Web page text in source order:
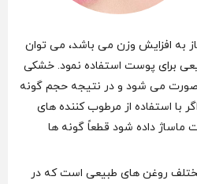
به افزایش وزن می باشد، می توان
برای پوست استفاده نمود. خشکی
می‌ شود و در نتیجه حجم گونه
با استفاده از مرطوب کننده‌ های
۱ الی ۲ بار پوست ماساژ داده شود قطعاً گونه ها
مختلف روغن های طبیعی است که در